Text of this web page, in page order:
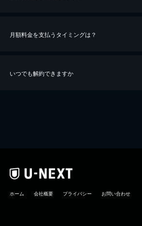
※40％ポイント還元の対象は、クレジットカード決済による
月額料金を支払うタイミングは？
いつでも解約できますか
ホーム 会社概要 プライバシー お問い合わせ